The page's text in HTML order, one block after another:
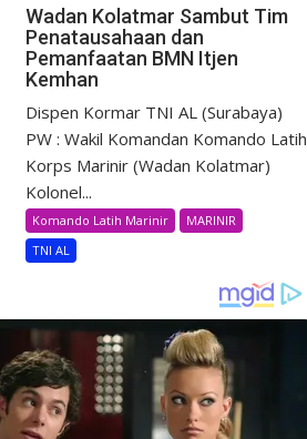
Wadan Kolatmar Sambut Tim
Penatausahaan dan
Pemanfaatan BMN Itjen
Kemhan
Dispen Kormar TNI AL (Surabaya)
PW : Wakil Komandan Komando Latih
Korps Marinir (Wadan Kolatmar)
Kolonel...
Komando Latih Marinir
MARINIR
TNI AL